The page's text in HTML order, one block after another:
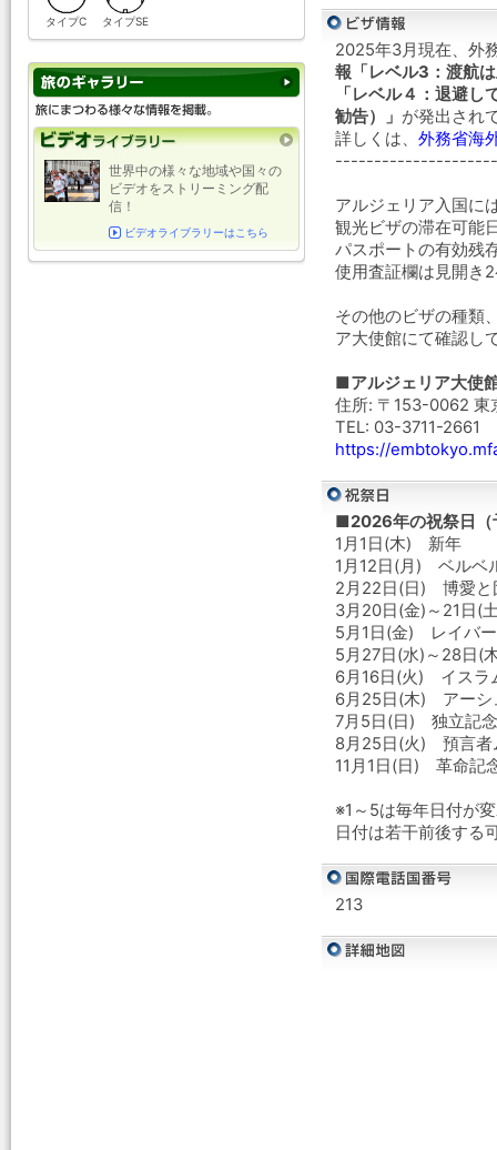
2025年3月現在、外
報「レベル3：渡航
「レベル４：退避
勧告）」 が発出され
詳しくは、 外務省海
アルジェリア入国に
観光ビザの滞在可能
パスポートの有効残
使用査証欄は見開き
その他のビザの種類
ア大使館にて確認し
■アルジェリア大使
住所: 〒153-0062 東
TEL: 03-3711-2661
https://
■2026年の祝祭日（
1月1日(木) 新年
1月12日(月) ベルベ
2月22日(日) 博愛と
3月20日(金)～21日(
5月1日(金) レイバ
5月27日(水)～28日(
6月16日(火) イスラ
6月25日(木) アーシ
7月5日(日) 独立記
8月25日(火) 預言者
11月1日(日) 革命記
※1～5は毎年日付が
日付は若干前後する
213
タイプC タイプSE
世界中の様々な地域や国々の
ビデオをストリーミング配
信！
ビデオライブラリーはこちら